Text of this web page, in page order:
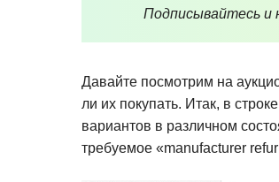
Подписывайтесь и
Давайте посмотрим на
ли их покупать. Итак, в
вариантов в различном
требуемое «manufacturer